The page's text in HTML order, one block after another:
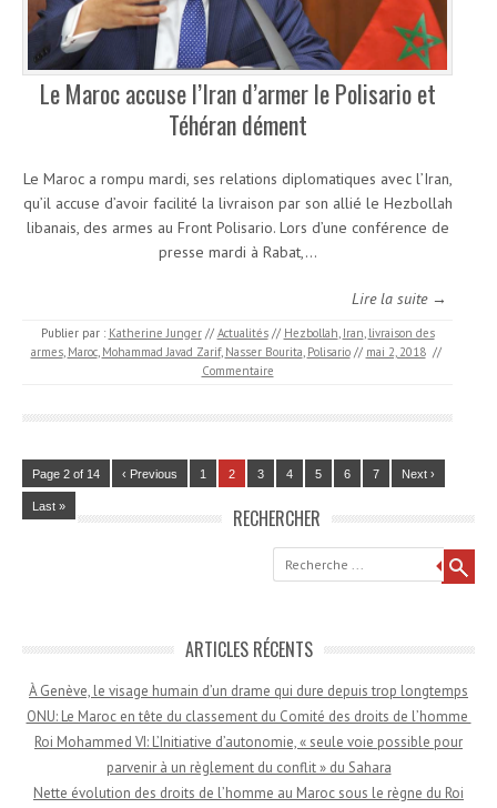
Le Maroc accuse l’Iran d’armer le Polisario et
Téhéran dément
Le Maroc a rompu mardi, ses relations diplomatiques avec l’Iran,
qu’il accuse d’avoir facilité la livraison par son allié le Hezbollah
libanais, des armes au Front Polisario. Lors d’une conférence de
presse mardi à Rabat,…
Lire la suite →
Publier par : Katherine Junger // Actualités // Hezbollah, Iran, livraison des
armes, Maroc, Mohammad Javad Zarif, Nasser Bourita, Polisario // mai 2, 2018 //
Commentaire
Page 2 of 14 ‹ Previous 1 2 3 4 5 6 7 Next ›
Last » RECHERCHER
Recherche
ARTICLES RÉCENTS
À Genève, le visage humain d’un drame qui dure depuis trop longtemps
ONU: Le Maroc en tête du classement du Comité des droits de l’homme
Roi Mohammed VI: L’Initiative d’autonomie, « seule voie possible pour
parvenir à un règlement du conflit » du Sahara
Nette évolution des droits de l’homme au Maroc sous le règne du Roi